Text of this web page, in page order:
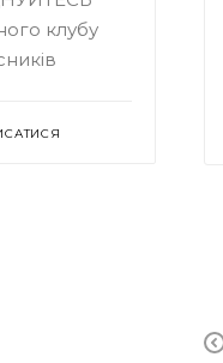
клубу